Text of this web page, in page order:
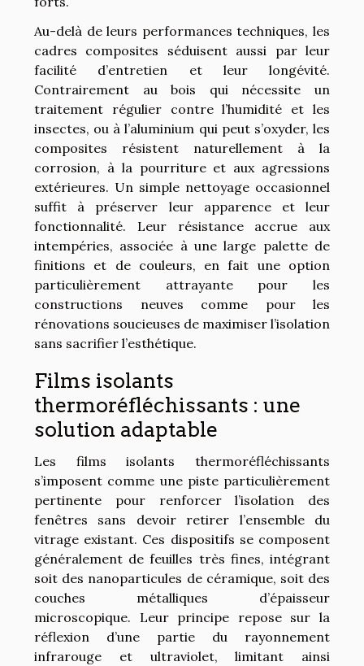
Au-delà de leurs performances techniques, les
cadres composites séduisent aussi par leur
facilité d’entretien et leur longévité.
Contrairement au bois qui nécessite un
traitement régulier contre l’humidité et les
insectes, ou à l’aluminium qui peut s’oxyder, les
composites résistent naturellement à la
corrosion, à la pourriture et aux agressions
extérieures. Un simple nettoyage occasionnel
suffit à préserver leur apparence et leur
fonctionnalité. Leur résistance accrue aux
intempéries, associée à une large palette de
finitions et de couleurs, en fait une option
particulièrement attrayante pour les
constructions neuves comme pour les
rénovations soucieuses de maximiser l’isolation
sans sacrifier l’esthétique.
Films isolants
thermoréfléchissants : une
solution adaptable
Les films isolants thermoréfléchissants
s’imposent comme une piste particulièrement
pertinente pour renforcer l’isolation des
fenêtres sans devoir retirer l’ensemble du
vitrage existant. Ces dispositifs se composent
généralement de feuilles très fines, intégrant
soit des nanoparticules de céramique, soit des
couches métalliques d’épaisseur
microscopique. Leur principe repose sur la
réflexion d’une partie du rayonnement
infrarouge et ultraviolet, limitant ainsi